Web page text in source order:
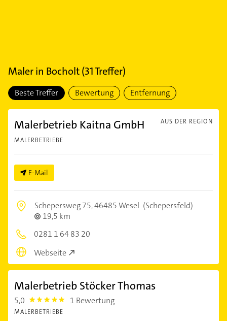
Malerin Bocholt(31Treffer)
Beste Treffer Bewertung Entfernung
AUS DER REGION
Malerbetrieb Kaitna GmbH
MALERBETRIEBE
E-Mail
Schepersweg 75,46485 Wesel (Schepersfeld)
19,5 km
0281 1 64 83 20
Webseite
Malerbetrieb Stöcker Thomas
5,0 5.0 1 Bewertung
MALERBETRIEBE